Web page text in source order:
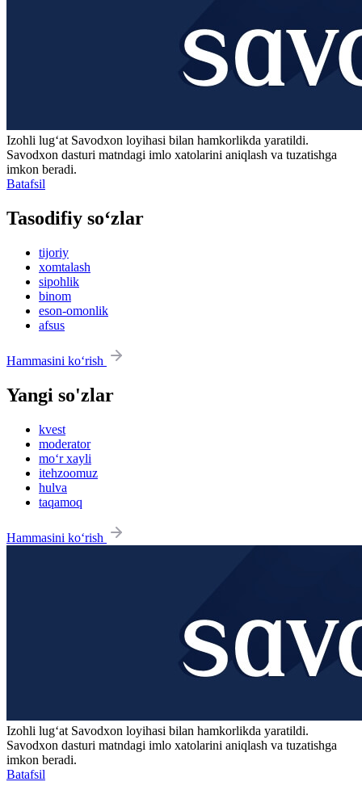
Izohli lugʻat Savodxon loyihasi bilan hamkorlikda yaratildi.
Savodxon dasturi matndagi imlo xatolarini aniqlash va tuzatishga
imkon beradi.
Batafsil
Tasodifiy so‘zlar
tijoriy
xomtalash
sipohlik
binom
eson-omonlik
afsus
Hammasini ko‘rish
Yangi so'zlar
kvest
moderator
mo‘r xayli
itehzoomuz
hulva
taqamoq
Hammasini ko‘rish
Izohli lugʻat Savodxon loyihasi bilan hamkorlikda yaratildi.
Savodxon dasturi matndagi imlo xatolarini aniqlash va tuzatishga
imkon beradi.
Batafsil